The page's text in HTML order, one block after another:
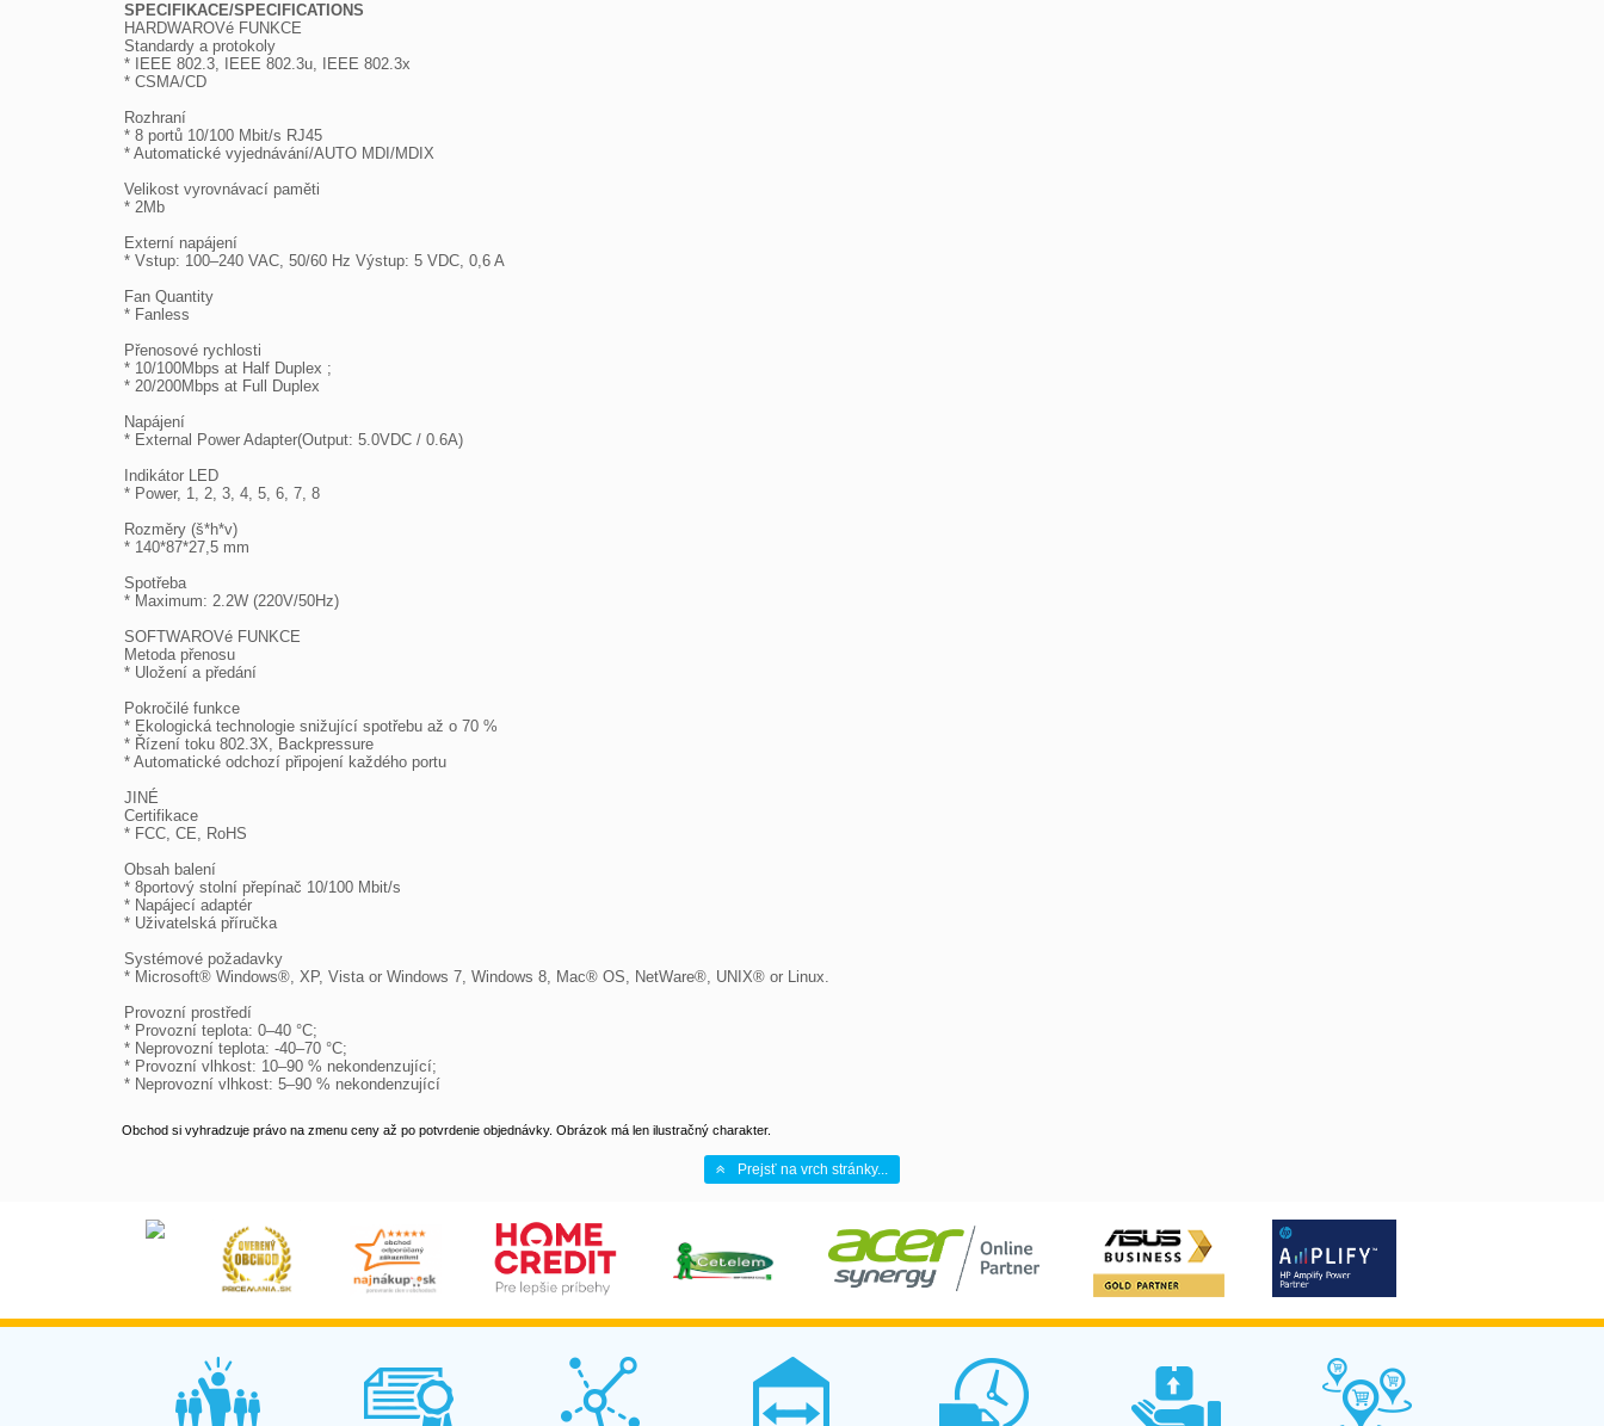
SPECIFIKACE/SPECIFICATIONS
HARDWAROVé FUNKCE
Standardy a protokoly
* IEEE 802.3, IEEE 802.3u, IEEE 802.3x
* CSMA/CD
Rozhraní
* 8 portů 10/100 Mbit/s RJ45
* Automatické vyjednávání/AUTO MDI/MDIX
Velikost vyrovnávací paměti
* 2Mb
Externí napájení
* Vstup: 100–240 VAC, 50/60 Hz Výstup: 5 VDC, 0,6 A
Fan Quantity
* Fanless
Přenosové rychlosti
* 10/100Mbps at Half Duplex ;
* 20/200Mbps at Full Duplex
Napájení
* External Power Adapter(Output: 5.0VDC / 0.6A)
Indikátor LED
* Power, 1, 2, 3, 4, 5, 6, 7, 8
Rozměry (š*h*v)
* 140*87*27,5 mm
Spotřeba
* Maximum: 2.2W (220V/50Hz)
SOFTWAROVé FUNKCE
Metoda přenosu
* Uložení a předání
Pokročilé funkce
* Ekologická technologie snižující spotřebu až o 70 %
* Řízení toku 802.3X, Backpressure
* Automatické odchozí připojení každého portu
JINÉ
Certifikace
* FCC, CE, RoHS
Obsah balení
* 8portový stolní přepínač 10/100 Mbit/s
* Napájecí adaptér
* Uživatelská příručka
Systémové požadavky
* Microsoft® Windows®, XP, Vista or Windows 7, Windows 8, Mac® OS, NetWare®, UNIX® or Linux.
Provozní prostředí
* Provozní teplota: 0–40 °C;
* Neprovozní teplota: -40–70 °C;
* Provozní vlhkost: 10–90 % nekondenzující;
* Neprovozní vlhkost: 5–90 % nekondenzující
Obchod si vyhradzuje právo na zmenu ceny až po potvrdenie objednávky. Obrázok má len ilustračný charakter.
Prejsť na vrch stránky...